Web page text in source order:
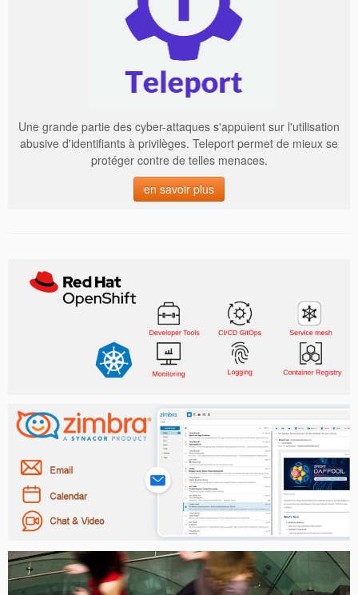
Une grande partie des cyber-attaques s'appuient sur l'utilisation
abusive d'identifiants à privilèges. Teleport permet de mieux se
protéger contre de telles menaces.
en savoir plus